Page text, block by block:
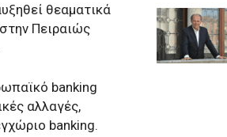
θεαματικά
Πειραιώς
banking
αλλαγές,
banking.